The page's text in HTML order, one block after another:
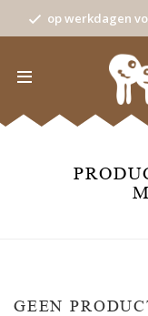
op werkdagen
GEEN